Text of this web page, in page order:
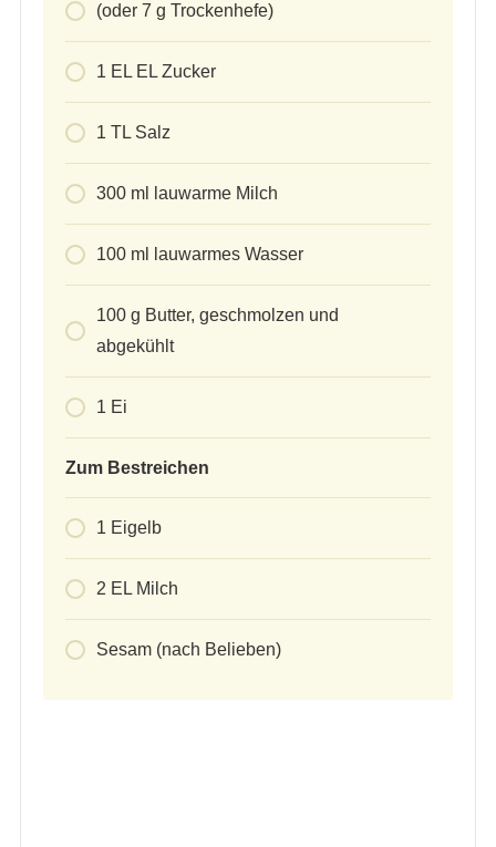
(oder 7 g Trockenhefe)
1 EL EL Zucker
1 TL Salz
300 ml lauwarme Milch
100 ml lauwarmes Wasser
100 g Butter, geschmolzen und
abgekühlt
1 Ei
Zum Bestreichen
1 Eigelb
2 EL Milch
Sesam (nach Belieben)